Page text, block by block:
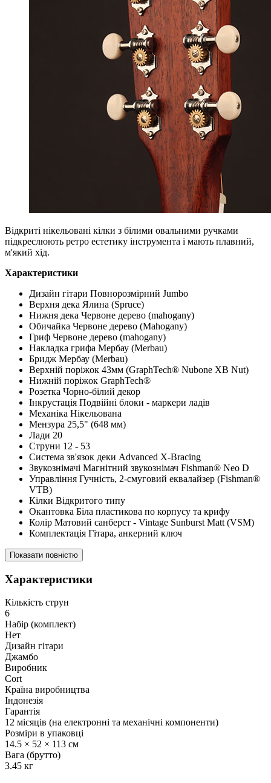
Відкриті нікельовані кілки з білими овальними ручками
підкреслюють ретро естетику інструмента і мають плавний,
м'який хід.
Характеристики
Дизайн гітари Повнорозмірний Jumbo
Верхня дека Ялина (Spruce)
Нижня дека Червоне дерево (mahogany)
Обичайка Червоне дерево (Mahogany)
Гриф Червоне дерево (mahogany)
Накладка грифа Мербау (Merbau)
Бридж Мербау (Merbau)
Верхній поріжок 43мм (GraphTech® Nubone XB Nut)
Нижній поріжок GraphTech®
Розетка Чорно-білий декор
Інкрустація Подвійні блоки - маркери ладів
Механіка Нікельована
Мензура 25,5" (648 мм)
Лади 20
Струни 12 - 53
Система зв'язок деки Advanced X-Bracing
Звукознімачі Магнітний звукознімач Fishman® Neo D
Управління Гучність, 2-смуговий еквалайзер (Fishman®
VTB)
Кілки Відкритого типу
Окантовка Біла пластикова по корпусу та крифу
Колір Матовий санберст - Vintage Sunburst Matt (VSM)
Комплектація Гітара, анкерний ключ
Показати повністю
Характеристики
Кількість струн
6
Набір (комплект)
Нет
Дизайн гітари
Джамбо
Виробник
Cort
Країна виробництва
Індонезія
Гарантія
12 місяців (на електронні та механічні компоненти)
Розміри в упаковці
14.5 × 52 × 113 см
Вага (брутто)
3.45 кг